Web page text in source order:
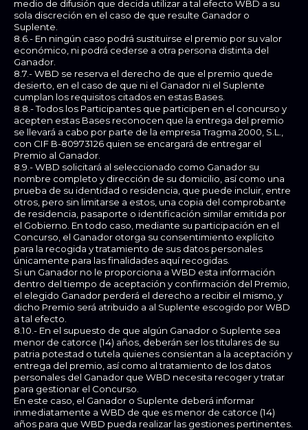
medio de difusión que decida utilizar a tal efecto WBD a su
sola discreción en el caso de que resulte Ganador o
Suplente.
8.6.- En ningún caso podrá sustituirse el premio por su valor
económico, ni podrá cederse a otra persona distinta del
Ganador.
8.7.- WBD se reserva el derecho de que el premio quede
desierto, en el caso de que ni el Ganador ni el Suplente
cumplan los requisitos citados en estas Bases.
8.8.- Todos los Participantes que participen en el concurso y
acepten estas Bases reconocen que la entrega del premio
se llevará a cabo por parte de la empresa Tragma 2000, S.L.,
con CIF B-80973126 quien se encargará de entregar el
Premio al Ganador.
8.9.- WBD solicitará al seleccionado como Ganador su
nombre completo y dirección de su domicilio, así como una
prueba de su identidad o residencia, que puede incluir, entre
otros, pero sin limitarse a estos, una copia del comprobante
de residencia, pasaporte o identificación similar emitida por
el Gobierno. En todo caso, mediante su participación en el
Concurso, el Ganador otorga su consentimiento explícito
para la recogida y tratamiento de sus datos personales
únicamente para las finalidades aquí recogidas.
Si un Ganador no le proporciona a WBD esta información
dentro del tiempo de aceptación y confirmación del Premio,
el elegido Ganador perderá el derecho a recibir el mismo, y
dicho Premio será atribuido a al Suplente escogido por WBD
a tal efecto.
8.10.- En el supuesto de que algún Ganador o Suplente sea
menor de catorce (14) años, deberán ser los titulares de su
patria potestad o tutela quienes consientan a la aceptación y
entrega del premio, así como al tratamiento de los datos
personales del Ganador que WBD necesita recoger y tratar
para gestionar el Concurso.
En este caso, el Ganador o Suplente deberá informar
inmediatamente a WBD de que es menor de catorce (14)
años para que WBD pueda realizar las gestiones pertinentes.